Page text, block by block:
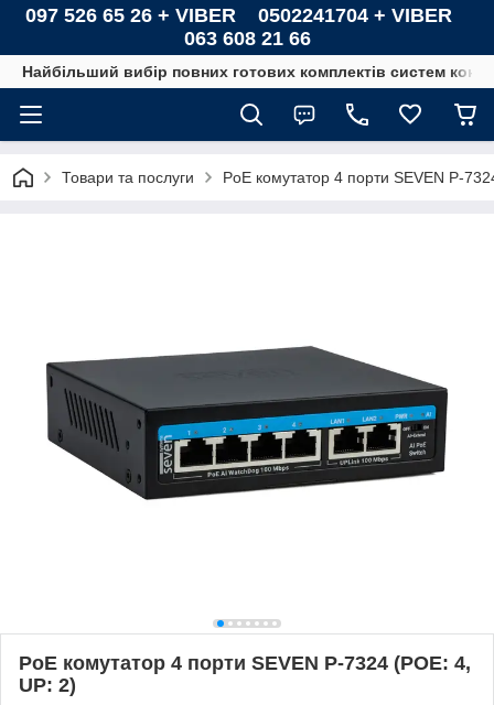
097 526 65 26 + VIBER 0502241704 + VIBER
063 608 21 66
Найбільший вибір повних готових комплектів систем
Товари та послуги PoE комутатор 4 порти SEVEN P-
PoE комутатор 4 порти SEVEN P-7324 (POE: 4,
UP: 2)